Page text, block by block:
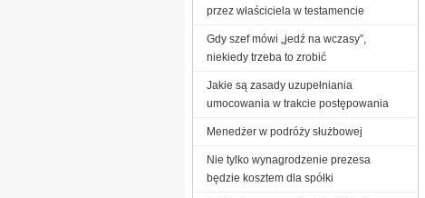
przez właściciela w testamencie
Gdy szef mówi „jedź na wczasy”,
niekiedy trzeba to zrobić
Jakie są zasady uzupełniania
umocowania w trakcie postępowania
Menedżer w podróży służbowej
Nie tylko wynagrodzenie prezesa
będzie kosztem dla spółki